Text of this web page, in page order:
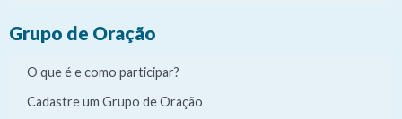
Grupo de Oração
O que é e como participar?
Cadastre um Grupo de Oração